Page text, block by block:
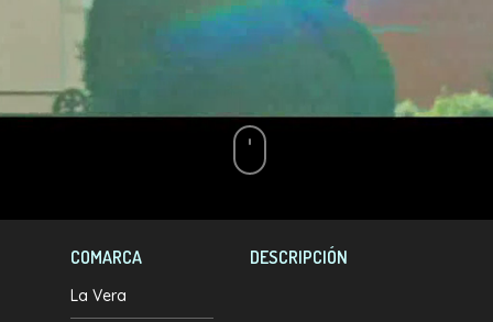
COMARCA
La Vera
DESCRIPCIÓN